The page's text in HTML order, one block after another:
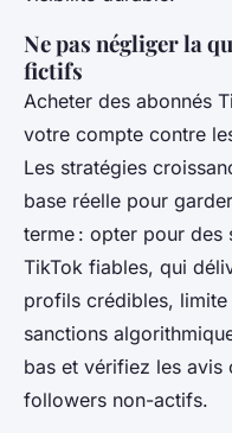
Ne pas négliger la
fictifs
Acheter des abonnés
votre compte contre
Les stratégies
base réelle pour
terme : opter pour des
TikTok fiables, qui
profils crédibles, limite
sanctions
bas et vérifiez les avis
followers non-actifs.